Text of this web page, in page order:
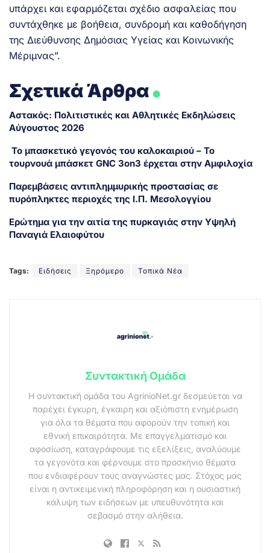
υπάρχει και εφαρμόζεται σχέδιο ασφαλείας που
συντάχθηκε με βοήθεια, συνδρομή και καθοδήγηση
της Διεύθυνσης Δημόσιας Υγείας και Κοινωνικής
Μέριμνας”.
Σχετικά Άρθρα.
Αστακός: Πολιτιστικές και Αθλητικές Εκδηλώσεις
Αύγουστος 2026
Το μπασκετικό γεγονός του καλοκαιριού – Το
τουρνουά μπάσκετ GNC 3on3 έρχεται στην Αμφιλοχία
Παρεμβάσεις αντιπλημμυρικής προστασίας σε
πυρόπληκτες περιοχές της Ι.Π. Μεσολογγίου
Ερώτημα για την αιτία της πυρκαγιάς στην Υψηλή
Παναγιά Ελαιοφύτου
Tags: Ειδήσεις Ξηρόμερο Τοπικά Νέα
Συντακτική Ομάδα
Η συντακτική ομάδα του AgrinioNet.gr δεσμεύεται να
παρέχει έγκυρη, έγκαιρη και αξιόπιστη ενημέρωση
για όλα τα θέματα που αφορούν την τοπική και
εθνική επικαιρότητα. Με επαγγελματισμό και
αφοσίωση, καταγράφουμε τις εξελίξεις, αναλύουμε
τα γεγονότα και φέρνουμε στο προσκήνιο θέματα
που ενδιαφέρουν τους αναγνώστες μας. Στόχος μας
είναι η αντικειμενική πληροφόρηση και η ουσιαστική
κάλυψη των ειδήσεων με υπευθυνότητα και
σεβασμό στην αλήθεια.